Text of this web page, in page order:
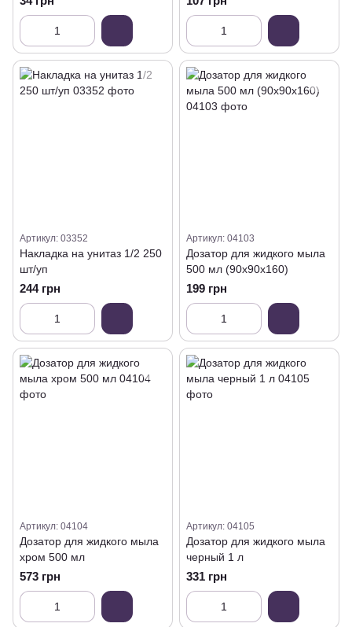
пара)
Артикул: 03352
Накладка на унитаз 1/2 250
шт/уп
244 грн
Артикул: 04103
Дозатор для жидкого мыла
500 мл (90х90х160)
199 грн
Артикул: 04104
Дозатор для жидкого мыла
хром 500 мл
573 грн
Артикул: 04105
Дозатор для жидкого мыла
черный 1 л
331 грн